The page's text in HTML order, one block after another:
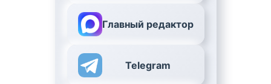
Главный редактор
Telegram